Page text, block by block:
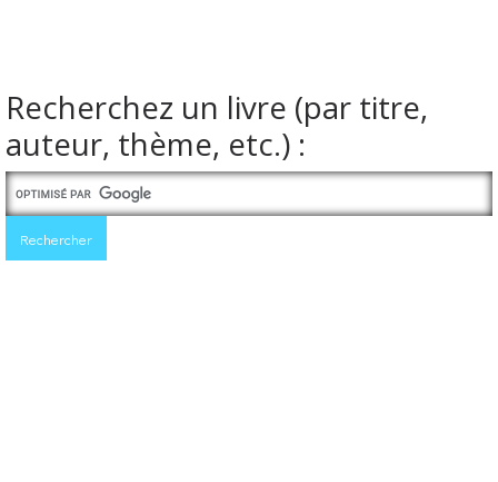
Recherchez un livre (par titre,
auteur, thème, etc.) :